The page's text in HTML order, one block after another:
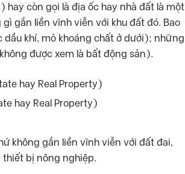
hay còn gọi là địa ốc hay nhà đất là một
gắn liền vĩnh viễn với khu đất đó. Bao
khí, mỏ khoáng chất ở dưới); những
được xem là bất động sản).
hay Real Property)
không gắn liền vĩnh viễn với đất đai,
thiết bị nông nghiệp.